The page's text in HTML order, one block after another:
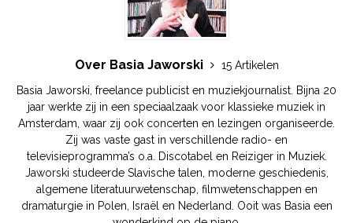
Over Basia Jaworski
15 Artikelen
Basia Jaworski, freelance publicist en muziekjournalist. Bijna 20
jaar werkte zij in een speciaalzaak voor klassieke muziek in
Amsterdam, waar zij ook concerten en lezingen organiseerde.
Zij was vaste gast in verschillende radio- en
televisieprogramma’s o.a. Discotabel en Reiziger in Muziek.
Jaworski studeerde Slavische talen, moderne geschiedenis,
algemene literatuurwetenschap, filmwetenschappen en
dramaturgie in Polen, Israël en Nederland. Ooit was Basia een